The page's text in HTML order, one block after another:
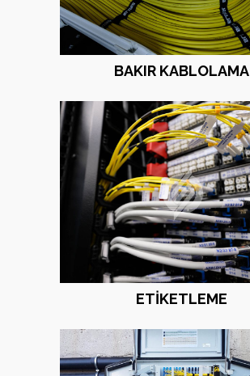
BAKIR KABLOLAMA
ETIKETLEME